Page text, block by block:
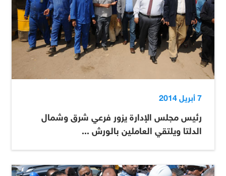
7 أبريل 2014
رئيس مجلس الإدارة يزور فرعي شرق وشمال
الدلتا ويلتقي العاملين بالورش ...